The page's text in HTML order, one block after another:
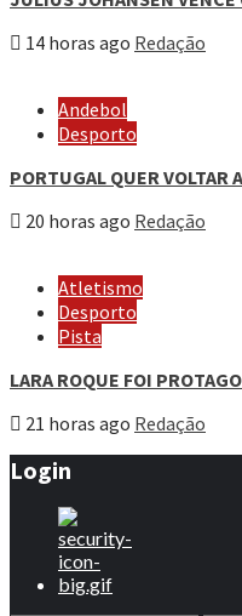
14 horas ago Redação
Andebol
Desporto
PORTUGAL QUER VOLTAR
20 horas ago Redação
Atletismo
Desporto
Pista
LARA ROQUE FOI
21 horas ago Redação
Login